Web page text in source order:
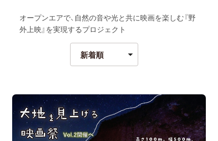
オープンエアで、自然の音や光と共に映画を楽しむ『野
外上映』を実現するプロジェクト